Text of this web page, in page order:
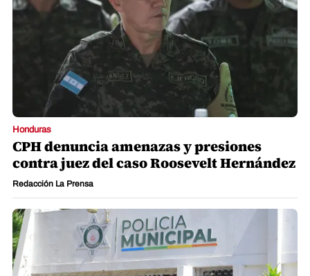
Honduras
CPH denuncia amenazas y presiones
contra juez del caso Roosevelt Hernández
Redacción La Prensa